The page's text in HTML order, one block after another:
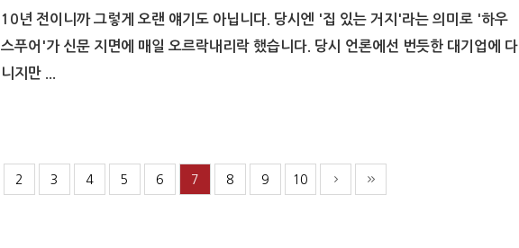
10년 전이니까 그렇게 오랜 얘기도 아닙니다. 당시엔 '집 있는 거지'라는 의미로 '하우
스푸어'가 신문 지면에 매일 오르락내리락 했습니다. 당시 언론에선 번듯한 대기업에 다
니지만 ...
2 3 4 5 6 7 8 9 10